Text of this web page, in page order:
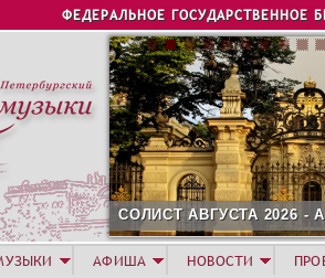
Jump to navigation
ФЕДЕРАЛЬНОЕ ГОСУДАРСТВЕННОЕ
СОЛИСТ АВГУСТА 2026 -
АФИША НОВОСТИ